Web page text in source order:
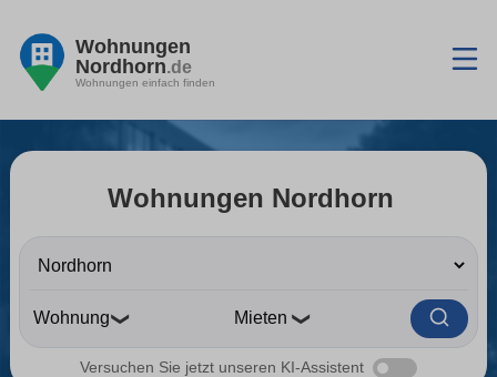
Wohnungen
Nordhorn.de
Wohnungen einfach finden
Wohnungen Nordhorn
❯ ❯
Versuchen Sie jetzt unseren KI-Assistent